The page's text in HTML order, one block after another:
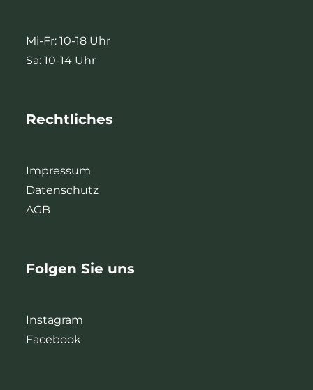
Mi-Fr: 10-18 Uhr
Sa: 10-14 Uhr
Rechtliches
Impressum
Datenschutz
AGB
Folgen Sie uns
Instagram
Facebook